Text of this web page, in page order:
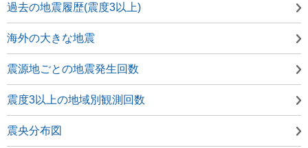
過去の地震履歴(震度3以上)
海外の大きな地震
震源地ごとの地震発生回数
震度3以上の地域別観測回数
震央分布図